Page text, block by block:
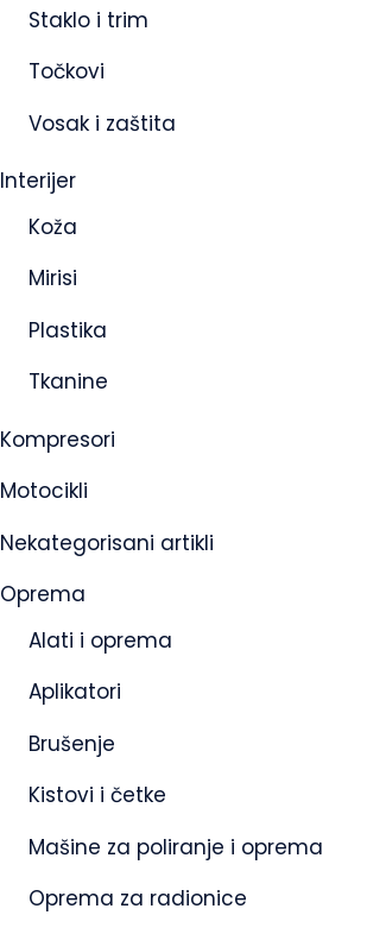
Staklo i trim
Točkovi
Vosak i zaštita
Interijer
Koža
Mirisi
Plastika
Tkanine
Kompresori
Motocikli
Nekategorisani artikli
Oprema
Alati i oprema
Aplikatori
Brušenje
Kistovi i četke
Mašine za poliranje i oprema
Oprema za radionice